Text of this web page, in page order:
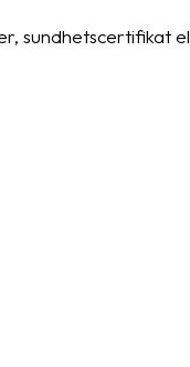
sundhetscertifikat